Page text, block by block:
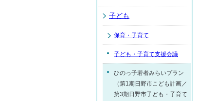
子ども
保育・子育て
子ども・子育て支援会議
ひのっ子若者みらいプラン
（第1期日野市こども計画／
第3期日野市子ども・子育て